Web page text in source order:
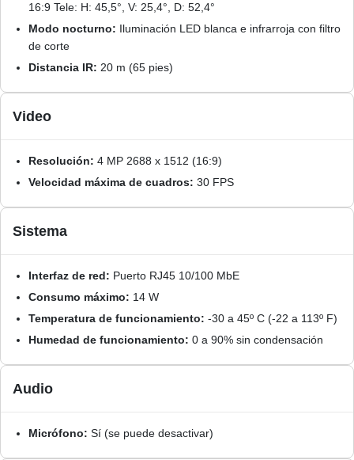
16:9 Tele: H: 45,5°, V: 25,4°, D: 52,4°
Modo nocturno: Iluminación LED blanca e infrarroja con filtro
de corte
Distancia IR: 20 m (65 pies)
Video
Resolución: 4 MP 2688 x 1512 (16:9)
Velocidad máxima de cuadros: 30 FPS
Sistema
Interfaz de red: Puerto RJ45 10/100 MbE
Consumo máximo: 14 W
Temperatura de funcionamiento: -30 a 45º C (-22 a 113º F)
Humedad de funcionamiento: 0 a 90% sin condensación
Audio
Micrófono: Sí (se puede desactivar)